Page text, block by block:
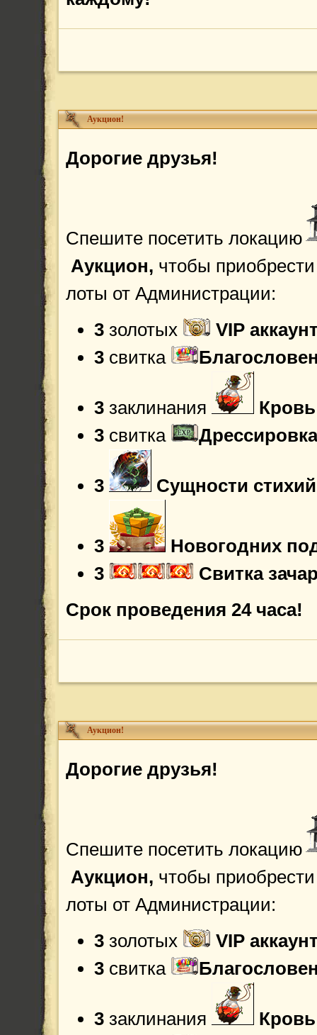
Аукцион!
Дорогие друзья!
Спешите посетить локацию
Аукцион, чтобы
лоты от Администрации:
3 золотых
VIP
3 свитка
3 заклинания
3 свитка
3 Сущности стихий
3
Новогодних
3
Свитка
Срок проведения 24 часа!
Аукцион!
Дорогие друзья!
Спешите посетить локацию
Аукцион, чтобы
лоты от Администрации:
3 золотых
VIP
3 свитка
3 заклинания